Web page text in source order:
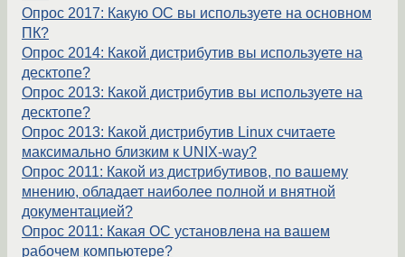
Опрос 2017: Какую ОС вы используете на основном
ПК?
Опрос 2014: Какой дистрибутив вы используете на
десктопе?
Опрос 2013: Какой дистрибутив вы используете на
десктопе?
Опрос 2013: Какой дистрибутив Linux считаете
максимально близким к UNIX-way?
Опрос 2011: Какой из дистрибутивов, по вашему
мнению, обладает наиболее полной и внятной
документацией?
Опрос 2011: Какая ОС установлена на вашем
рабочем компьютере?